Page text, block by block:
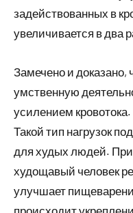
задействованных в
увеличивается в два
Замечено и доказано,
умственную
усилением кровотока.
Такой тип нагрузок
для худых людей.
худощавый человек
улучшает
происходит